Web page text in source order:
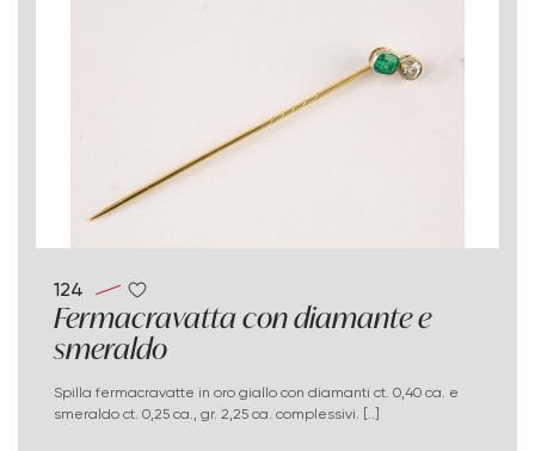
124
Fermacravatta con diamante e
smeraldo
Spilla fermacravatte in oro giallo con diamanti ct. 0,40 ca. e
smeraldo ct. 0,25 ca., gr. 2,25 ca. complessivi. [..]